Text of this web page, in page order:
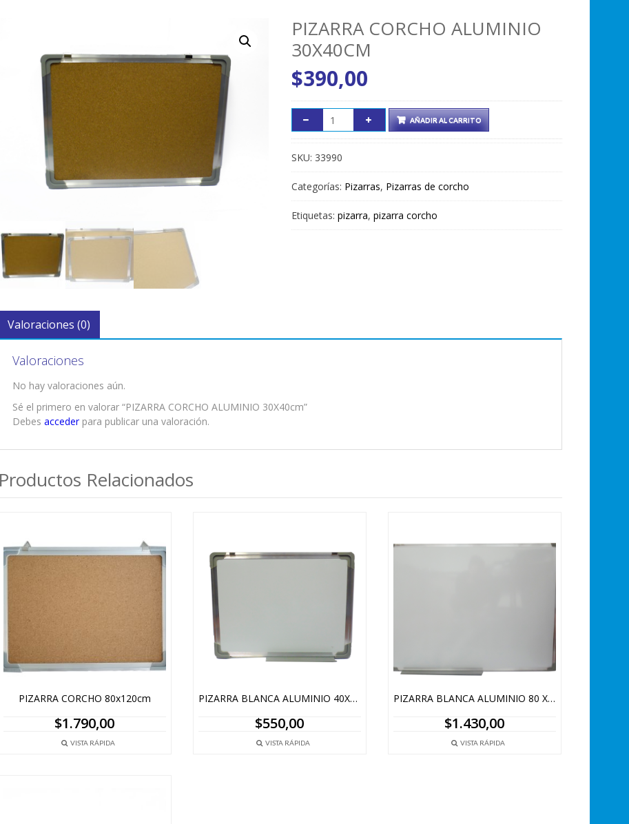
PIZARRA CORCHO ALUMINIO
30X40CM
$390,00
AÑADIR AL CARRITO
SKU: 33990
Categorías: Pizarras, Pizarras de corcho
Etiquetas: pizarra, pizarra corcho
Valoraciones (0)
Valoraciones
No hay valoraciones aún.
Sé el primero en valorar “PIZARRA CORCHO ALUMINIO 30X40cm”
Debes accederpara publicar una valoración.
Productos Relacionados
PIZARRA CORCHO 80x120cm
$1.790,00
VISTA RÁPIDA
PIZARRA BLANCA ALUMINIO 40X60CM
$550,00
VISTA RÁPIDA
PIZARRA BLANCA ALUMINIO 80 X 120CM
$1.430,00
VISTA RÁPIDA